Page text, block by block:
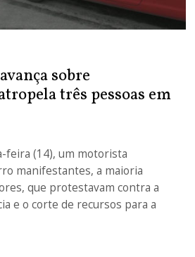
sobre
três pessoas em
feira (14), um motorista
manifestantes, a maioria
que protestavam contra a
e o corte de recursos para a